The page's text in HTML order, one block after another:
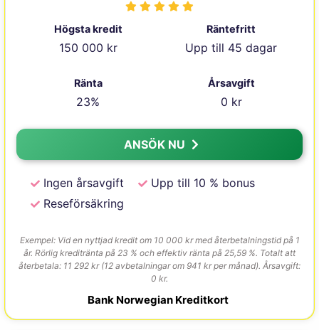
Högsta kredit
150 000 kr
Räntefritt
Upp till 45 dagar
Ränta
23%
Årsavgift
0 kr
ANSÖK NU
Ingen årsavgift
Upp till 10 % bonus
Reseförsäkring
Exempel: Vid en nyttjad kredit om 10 000 kr med återbetalningstid på 1
år. Rörlig kreditränta på 23 % och effektiv ränta på 25,59 %. Totalt att
återbetala: 11 292 kr (12 avbetalningar om 941 kr per månad). Årsavgift:
0 kr.
Bank Norwegian Kreditkort